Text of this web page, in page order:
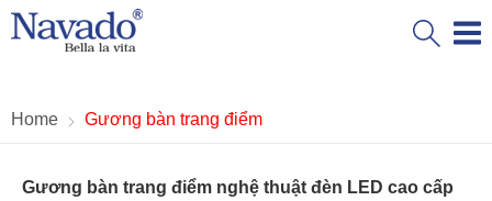
Home Gương bàn trang điểm
Gương bàn trang điểm nghệ thuật đèn LED cao cấp